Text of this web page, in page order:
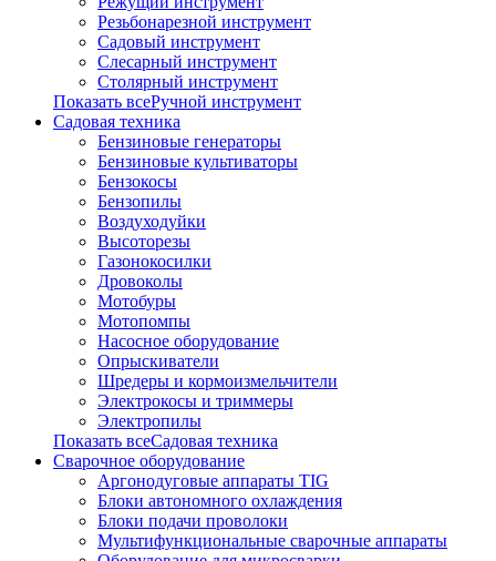
Резьбонарезной инструмент
Садовый инструмент
Слесарный инструмент
Столярный инструмент
Показать всеРучной инструмент
Садовая техника
Бензиновые генераторы
Бензиновые культиваторы
Бензокосы
Бензопилы
Воздуходуйки
Высоторезы
Газонокосилки
Дровоколы
Мотобуры
Мотопомпы
Насосное оборудование
Опрыскиватели
Шредеры и кормоизмельчители
Электрокосы и триммеры
Электропилы
Показать всеСадовая техника
Сварочное оборудование
Аргонодуговые аппараты TIG
Блоки автономного охлаждения
Блоки подачи проволоки
Мультифункциональные сварочные аппараты